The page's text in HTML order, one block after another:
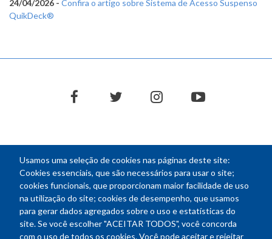
Usamos uma seleção de cookies nas páginas deste site:
Cookies essenciais, que são necessários para usar o site;
cookies funcionais, que proporcionam maior facilidade de uso
na utilização do site; cookies de desempenho, que usamos
para gerar dados agregados sobre o uso e estatísticas do
site. Se você escolher "ACEITAR TODOS", você concorda
com o uso de todos os cookies. Você pode aceitar e rejeitar
24/04/2026 - Confira o artigo sobre Sistema de Acesso Suspenso
QuikDeck®
facebooktwitter instagramyoutube
NEWSLETTER